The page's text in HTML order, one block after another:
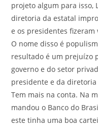
projeto algum para isso,
diretoria da estatal
e os presidentes fizeram
O nome disso é
resultado é um prejuízo
governo e do setor
presidente e da
Tem mais na conta. Na
mandou o Banco do
este tinha uma boa